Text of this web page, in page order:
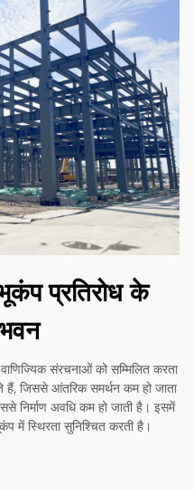
प्रतिरोध के
संरचनाओं को सम्मिलित करता
जिससे आंतरिक समर्थन कम हो जाता
निर्माण अवधि कम हो जाती है। इसमें
में स्थिरता सुनिश्चित करती है।